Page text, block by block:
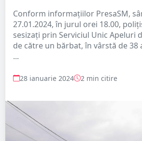
Conform informațiilor PresaSM,
27.01.2024, în jurul orei 18.00,
sesizați prin Serviciul Unic Apeluri
de către un bărbat, în vârstă de 38
...
28 ianuarie 2024 2 min citire